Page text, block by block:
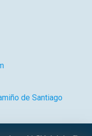
de Santiago